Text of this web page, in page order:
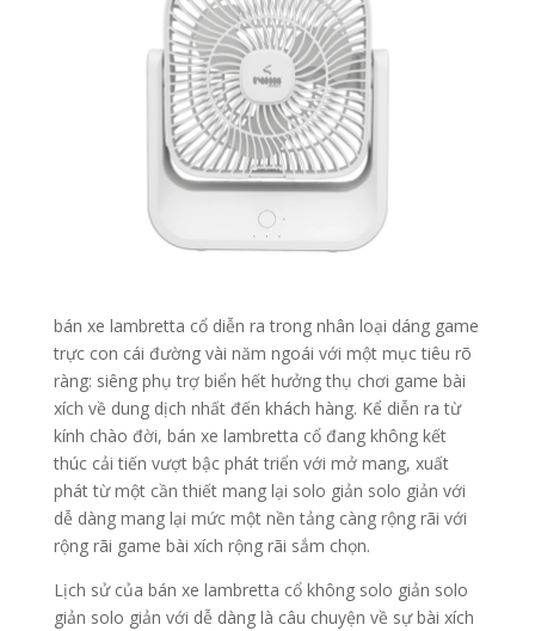
bán xe lambretta cổ diễn ra trong nhân loại dáng game
trực con cái đường vài năm ngoái với một mục tiêu rõ
ràng: siêng phụ trợ biển hết hưởng thụ chơi game bài
xích về dung dịch nhất đến khách hàng. Kể diễn ra từ
kính chào đời, bán xe lambretta cổ đang không kết
thúc cải tiến vượt bậc phát triển với mở mang, xuất
phát từ một cần thiết mang lại solo giản solo giản với
dễ dàng mang lại mức một nền tảng càng rộng rãi với
rộng rãi game bài xích rộng rãi sắm chọn.
Lịch sử của bán xe lambretta cổ không solo giản solo
giản solo giản với dễ dàng là câu chuyện về sự bài xích